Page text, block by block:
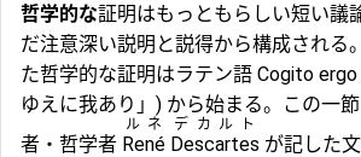
哲学的な証明はもっともらしい短い議
だ注意深い説明と説得から構成される
た哲学的な証明はラテン語 Cogito ergo
ゆえに我あり」) から始まる。この一
者・哲学者 René
ルネ
Descartes
デカルト
が記した